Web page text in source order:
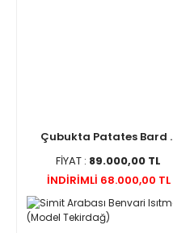
Çubukta Patates Bard
FİYAT : 89.000,00 TL
İNDİRİMLİ 68.000,00 TL